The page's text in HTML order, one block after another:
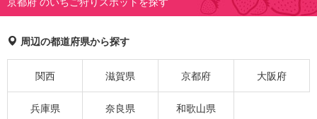
周辺の都道府県から探す
関西 滋賀県 京都府 大阪府
兵庫県 奈良県 和歌山県